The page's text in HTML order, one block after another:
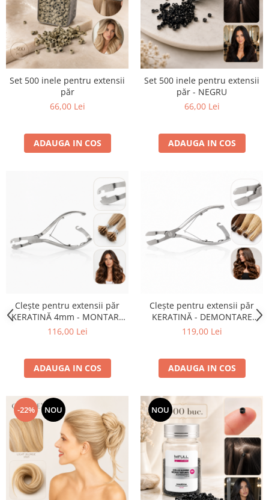
Set 500 inele pentru extensii
păr
66,00 Lei
ADAUGA IN COS
Set 500 inele pentru extensii
păr - NEGRU
66,00 Lei
ADAUGA IN COS
Clește pentru extensii păr
KERATINĂ 4mm - MONTARE
EXTENSII
116,00 Lei
ADAUGA IN COS
Clește pentru extensii păr
KERATINĂ - DEMONTARE
EXTENSII
119,00 Lei
ADAUGA IN COS
-22% NOU NOU